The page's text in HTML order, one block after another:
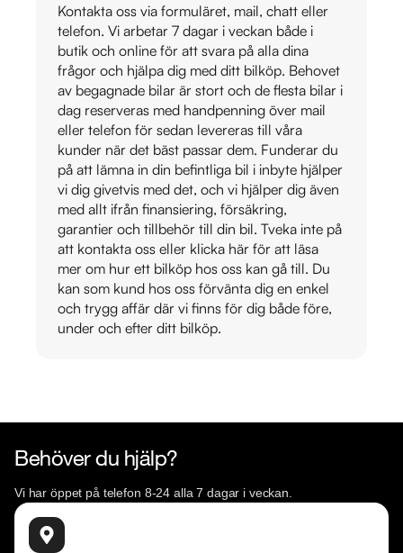
Kontakta oss via formuläret, mail, chatt eller
telefon. Vi arbetar 7 dagar i veckan både i
butik och online för att svara på alla dina
frågor och hjälpa dig med ditt bilköp. Behovet
av begagnade bilar är stort och de flesta bilar i
dag reserveras med handpenning över mail
eller telefon för sedan levereras till våra
kunder när det bäst passar dem. Funderar du
på att lämna in din befintliga bil i inbyte hjälper
vi dig givetvis med det, och vi hjälper dig även
med allt ifrån finansiering, försäkring,
garantier och tillbehör till din bil. Tveka inte på
att kontakta oss eller klicka här för att läsa
mer om hur ett bilköp hos oss kan gå till. Du
kan som kund hos oss förvänta dig en enkel
och trygg affär där vi finns för dig både före,
under och efter ditt bilköp.
Behöver du hjälp?
Vi har öppet på telefon 8-24 alla 7 dagar i veckan.